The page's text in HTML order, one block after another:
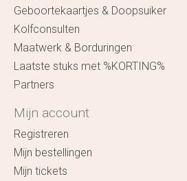
Geboortekaartjes & Doopsuiker
Kolfconsulten
Maatwerk & Borduringen
Laatste stuks met %KORTING%
Partners
Mijn account
Registreren
Mijn bestellingen
Mijn tickets